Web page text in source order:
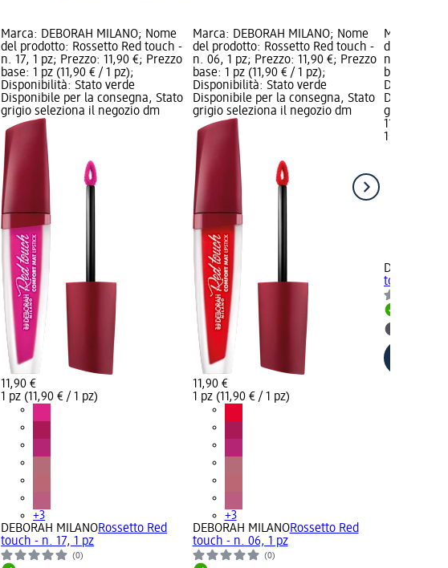
Marca: DEBORAH MILANO; Nome
del prodotto: Rossetto Red touch -
n. 17, 1 pz; Prezzo: 11,90 €; Prezzo
base: 1 pz (11,90 € / 1 pz);
Disponibilità: Stato verde
Disponibile per la consegna, Stato
grigio seleziona il negozio dm
11,90 €
1 pz (11,90 € / 1 pz)
+3
DEBORAH MILANORossetto Red
touch - n. 17, 1 pz
(0)
Marca: DEBORAH MILANO; Nome
del prodotto: Rossetto Red touch -
n. 06, 1 pz; Prezzo: 11,90 €; Prezzo
base: 1 pz (11,90 € / 1 pz);
Disponibilità: Stato verde
Disponibile per la consegna, Stato
grigio seleziona il negozio dm
11,90 €
1 pz (11,90 € / 1 pz)
+3
DEBORAH MILANORossetto Red
touch - n. 06, 1 pz
(0)
Marca:
del
n. 03, 1 pz;
base: 1 pz
Disponibile
grigio
11,90 €
1 pz (11,90
DEBORAH
touch - n.